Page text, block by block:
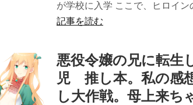
が学校に入学 ここで、ヒロイ
記事を読む
悪役令嬢の兄に転
児 推し本。私の感
し大作戦。母上来ち